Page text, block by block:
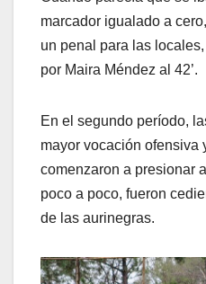
marcador igualado a
un penal para las
por Maira Méndez al 42’.
En el segundo período,
mayor vocación ofensiva
comenzaron a presionar
poco a poco, fueron
de las aurinegras.